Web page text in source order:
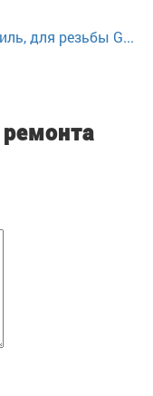
для резьбы G...